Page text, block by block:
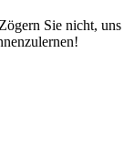
Sie nicht, uns